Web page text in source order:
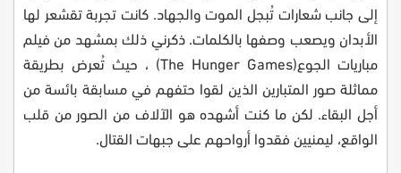
إلى جانب شعارات تُبجل الموت والجهاد. كانت تجربة تقشعر لها
الأبدان ويصعب وصفها بالكلمات. ذكرني ذلك بمشهد من فيلم
مباريات الجوع(The Hunger Games) ، حيث تُعرض بطريقة
مماثلة صور المتبارين الذين لقوا حتفهم في مسابقة بائسة من
أجل البقاء. لكن ما كنت أشهده هو الآلاف من الصور من قلب
الواقع، ليمنيين فقدوا أرواحهم على جبهات القتال.